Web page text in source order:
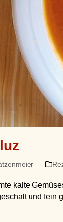
kalte
und fein